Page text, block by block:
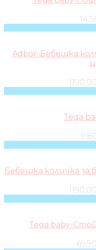
Adbor-Бебешка
Tega
Бебешка количка за
Tega baby-